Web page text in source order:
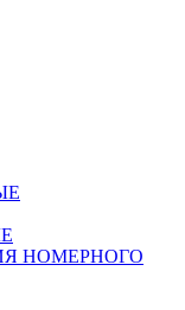
НОМЕРНОГО